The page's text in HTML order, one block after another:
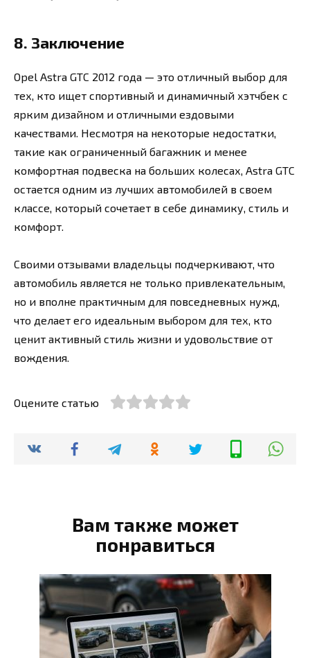
8. Заключение
Opel Astra GTC 2012 года — это отличный выбор для
тех, кто ищет спортивный и динамичный хэтчбек с
ярким дизайном и отличными ездовыми
качествами. Несмотря на некоторые недостатки,
такие как ограниченный багажник и менее
комфортная подвеска на больших колесах, Astra GTC
остается одним из лучших автомобилей в своем
классе, который сочетает в себе динамику, стиль и
комфорт.
Своими отзывами владельцы подчеркивают, что
автомобиль является не только привлекательным,
но и вполне практичным для повседневных нужд,
что делает его идеальным выбором для тех, кто
ценит активный стиль жизни и удовольствие от
вождения.
Оцените статью
Вам также может
понравиться